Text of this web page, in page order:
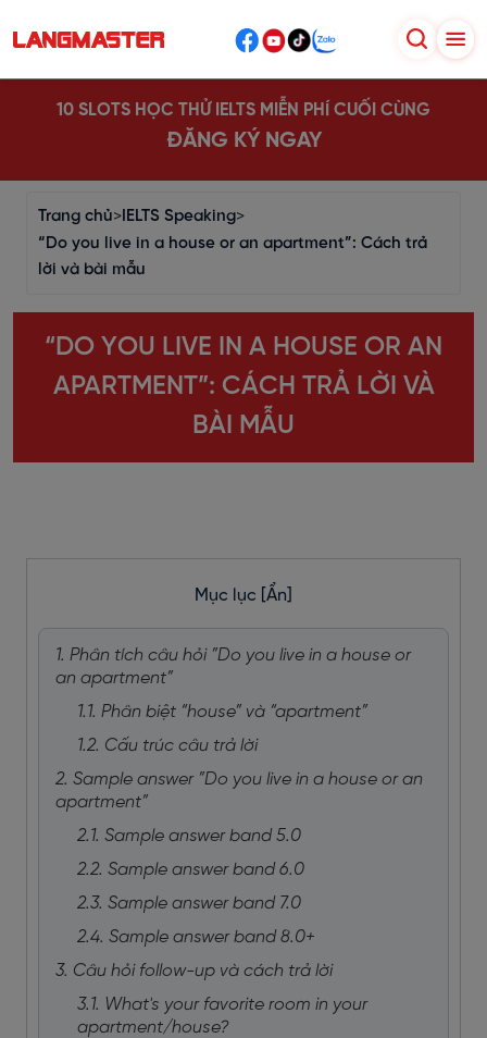
10 SLOTS HỌC THỬ IELTS MIỄN PHÍ CUỐI CÙNG
ĐĂNG KÝ NGAY
Trang chủ> IELTS Speaking>
“Do you live in a house or an apartment”: Cách trả
lời và bài mẫu
“DO YOU LIVE IN A HOUSE OR AN
APARTMENT”: CÁCH TRẢ LỜI VÀ
BÀI MẪU
Mục lục [Ẩn]
1. Phân tích câu hỏi ”Do you live in a house or
an apartment”
1.1. Phân biệt “house” và “apartment”
1.2. Cấu trúc câu trả lời
2. Sample answer ”Do you live in a house or an
apartment”
2.1. Sample answer band 5.0
2.2. Sample answer band 6.0
2.3. Sample answer band 7.0
2.4. Sample answer band 8.0+
3. Câu hỏi follow-up và cách trả lời
3.1. What's your favorite room in your
apartment/house?